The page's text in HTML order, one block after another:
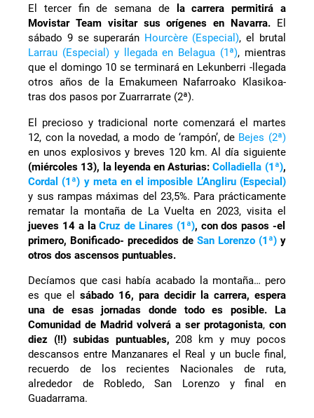
El tercer fin de semana dela carrera permitirá a
Movistar Team visitar sus orígenes en Navarra.El
sábado 9 se superarán Hourcère (Especial), el brutal
Larrau (Especial) y llegada en Belagua (1ª), mientras
que el domingo 10 se terminará en Lekunberri -llegada
otros años de la Emakumeen Nafarroako Klasikoa-
tras dos pasos por Zuarrarrate (2ª).
El precioso y tradicional norte comenzará el martes
12, con la novedad, a modo de ‘rampón’, de Bejes (2ª)
en unos explosivos y breves 120 km. Al día siguiente
(miércoles 13), la leyenda en Asturias:Colladiella (1ª),
Cordal (1ª) y meta en el imposible L’Angliru (Especial)
y sus rampas máximas del 23,5%. Para prácticamente
rematar la montaña de La Vuelta en 2023, visita el
jueves 14 a laCruz de Linares (1ª), con dos pasos -el
primero, Bonificado- precedidos de San Lorenzo (1ª)y
otros dos ascensos puntuables.
Decíamos que casi había acabado la montaña… pero
es que elsábado 16, para decidir la carrera, espera
una de esas jornadas donde todo es posible. La
Comunidad de Madrid volverá a ser protagonista, con
diez (!!) subidas puntuables, 208 km y muy pocos
descansos entre Manzanares el Real y un bucle final,
recuerdo de los recientes Nacionales de ruta,
alrededor de Robledo, San Lorenzo y final en
Guadarrama.